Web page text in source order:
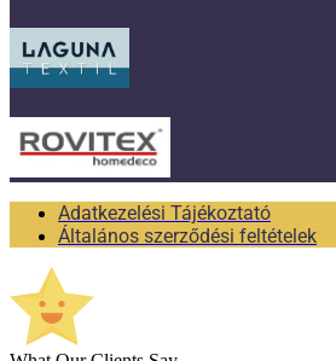
Adatkezelési Tájékoztató
Általános szerződési feltételek